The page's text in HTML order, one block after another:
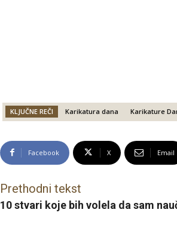
KLJUČNE REČI Karikatura dana Karikature
Facebook X Email
Prethodni tekst
10 stvari koje bih volela da sam